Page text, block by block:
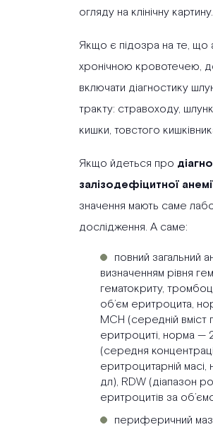
огляду на клінічну картину.
Якщо є підозра на те, що
хронічною кровотечею,
включати діагностику
тракту: стравоходу,
кишки, товстого
Якщо йдеться про
залізодефіцитної
значення мають саме
дослідження. А саме:
повний загальний
визначенням рівня
гематокриту,
об’єм еритроцита,
MCH (середній вміст
еритроциті, норма —
(середня
еритроцитарній
дл), RDW (діапазон
еритроцитів за
периферичний